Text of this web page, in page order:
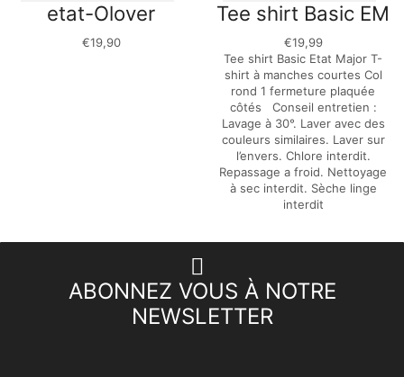
etat-Olover
€19,90
Tee shirt Basic EM
€19,99
Tee shirt Basic Etat Major T-
shirt à manches courtes Col
rond 1 fermeture plaquée
côtés Conseil entretien :
Lavage à 30°. Laver avec des
couleurs similaires. Laver sur
l’envers. Chlore interdit.
Repassage a froid. Nettoyage
à sec interdit. Sèche linge
interdit
ABONNEZ VOUS À NOTRE
NEWSLETTER